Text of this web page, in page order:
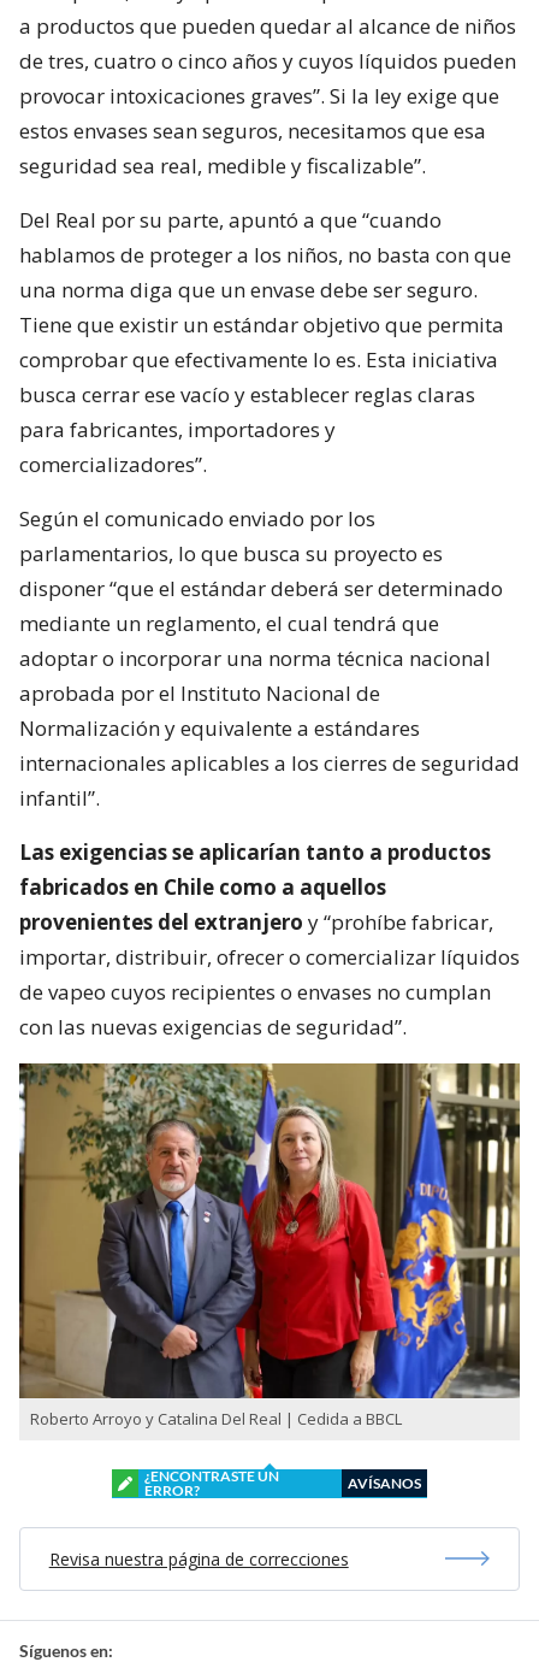
a productos que pueden quedar al alcance de niños
de tres, cuatro o cinco años y cuyos líquidos pueden
provocar intoxicaciones graves”. Si la ley exige que
estos envases sean seguros, necesitamos que esa
seguridad sea real, medible y fiscalizable”.
Del Real por su parte, apuntó a que “cuando
hablamos de proteger a los niños, no basta con que
una norma diga que un envase debe ser seguro.
Tiene que existir un estándar objetivo que permita
comprobar que efectivamente lo es. Esta iniciativa
busca cerrar ese vacío y establecer reglas claras
para fabricantes, importadores y
comercializadores”.
Según el comunicado enviado por los
parlamentarios, lo que busca su proyecto es
disponer “que el estándar deberá ser determinado
mediante un reglamento, el cual tendrá que
adoptar o incorporar una norma técnica nacional
aprobada por el Instituto Nacional de
Normalización y equivalente a estándares
internacionales aplicables a los cierres de seguridad
infantil”.
Las exigencias se aplicarían tanto a productos
fabricados en Chile como a aquellos
provenientes del extranjero y “prohíbe fabricar,
importar, distribuir, ofrecer o comercializar líquidos
de vapeo cuyos recipientes o envases no cumplan
con las nuevas exigencias de seguridad”.
Roberto Arroyo y Catalina Del Real | Cedida a BBCL
¿ENCONTRASTE UN
ERROR?
AVÍSANOS
Revisa nuestra página de correcciones
Síguenos en: